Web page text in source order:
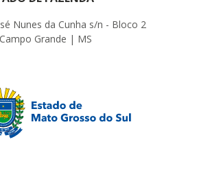
Nunes da Cunha s/n - Bloco 2
Grande | MS